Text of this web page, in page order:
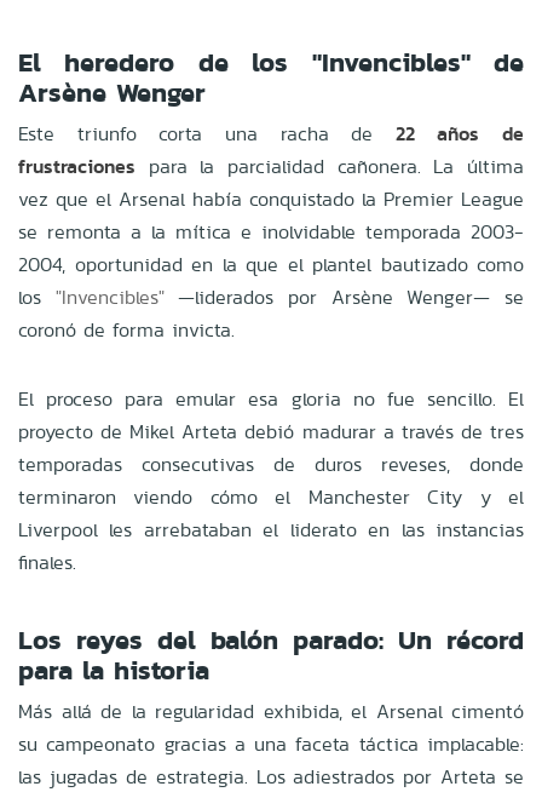
El heredero de los "Invencibles" de
Arsène Wenger
Este triunfo corta una racha de 22 años de
frustraciones para la parcialidad cañonera. La última
vez que el Arsenal había conquistado la Premier League
se remonta a la mítica e inolvidable temporada 2003-
2004, oportunidad en la que el plantel bautizado como
los "Invencibles"—liderados por Arsène Wenger— se
coronó de forma invicta.
El proceso para emular esa gloria no fue sencillo. El
proyecto de Mikel Arteta debió madurar a través de tres
temporadas consecutivas de duros reveses, donde
terminaron viendo cómo el Manchester City y el
Liverpool les arrebataban el liderato en las instancias
finales.
Los reyes del balón parado: Un récord
para la historia
Más allá de la regularidad exhibida, el Arsenal cimentó
su campeonato gracias a una faceta táctica implacable:
las jugadas de estrategia. Los adiestrados por Arteta se